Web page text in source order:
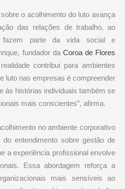
o acolhimento do luto avança
das relações de trabalho, ao
fazem parte da vida social e
fundador da Coroa de Flores
contribui para ambientes
luto nas empresas é compreender
às histórias individuais também se
mais conscientes”, afirma.
no ambiente corporativo
entendimento sobre gestão de
a experiência profissional envolve
Essa abordagem reforça a
mais sensíveis ao